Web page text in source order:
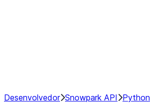
Desenvolvedor Snowpark API Python